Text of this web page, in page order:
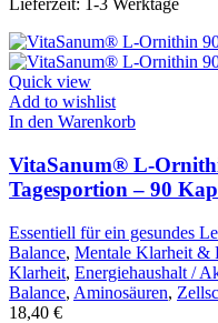
Lieferzeit: 1-3 Werktage
Quick view
Add to wishlist
In den Warenkorb
VitaSanum® L-
Tagesportion – 90
Essentiell für ein gesundes
Balance, Mentale Klarheit &
Klarheit, Energiehaushalt /
Balance, Aminosäuren,
18,40 €